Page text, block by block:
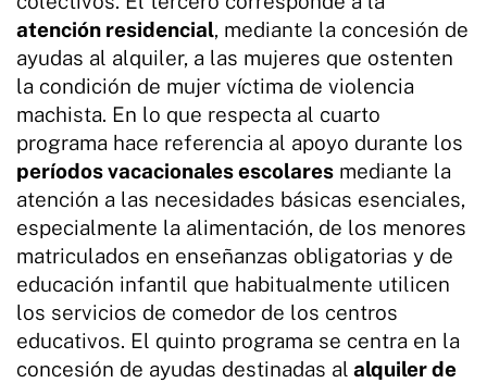
atención residencial, mediante la concesión de
ayudas al alquiler, a las mujeres que ostenten
la condición de mujer víctima de violencia
machista. En lo que respecta al cuarto
programa hace referencia al apoyo durante los
períodos vacacionales escolares mediante la
atención a las necesidades básicas esenciales,
especialmente la alimentación, de los menores
matriculados en enseñanzas obligatorias y de
educación infantil que habitualmente utilicen
los servicios de comedor de los centros
educativos. El quinto programa se centra en la
concesión de ayudas destinadas al alquiler de